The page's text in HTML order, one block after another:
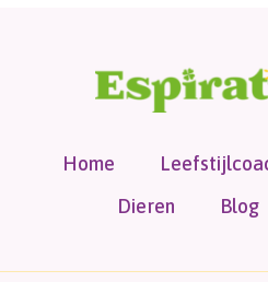
Home
Dieren
Blog